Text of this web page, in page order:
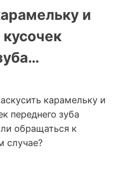
и
карамельку и
переднего зуба
обращаться к
случае?